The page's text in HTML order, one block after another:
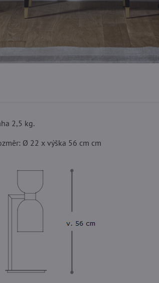
2,5 kg.
Ø 22 x výška 56 cm cm